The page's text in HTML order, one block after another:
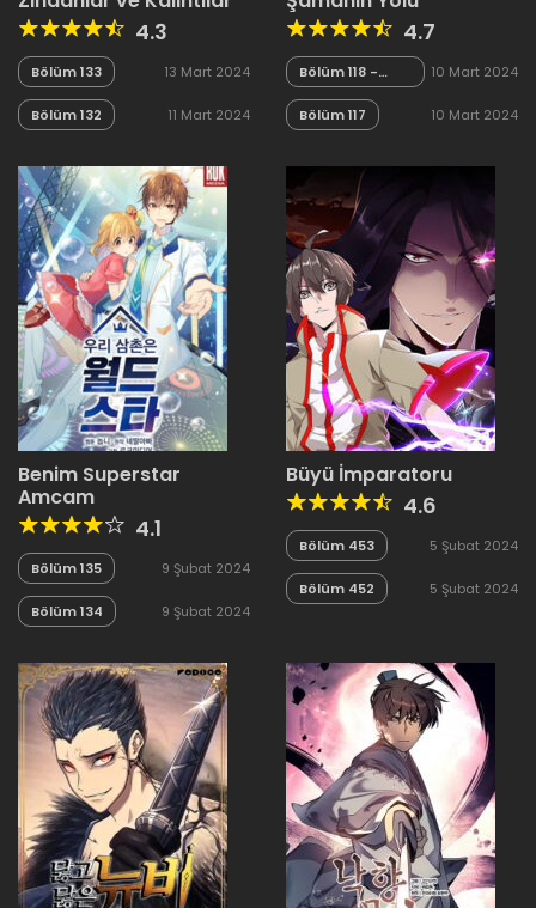
4.3
Bölüm 133 13 Mart 2024
Bölüm 132 11 Mart 2024
4.7
Bölüm 118 -
Sezon Finali
10 Mart 2024
Bölüm 117 10 Mart 2024
Benim Superstar
Amcam
4.1
Bölüm 135 9 Şubat 2024
Bölüm 134 9 Şubat 2024
Büyü İmparatoru
4.6
Bölüm 453 5 Şubat 2024
Bölüm 452 5 Şubat 2024